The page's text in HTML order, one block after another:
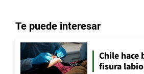
Te puede interesar
Chile hace
fisura